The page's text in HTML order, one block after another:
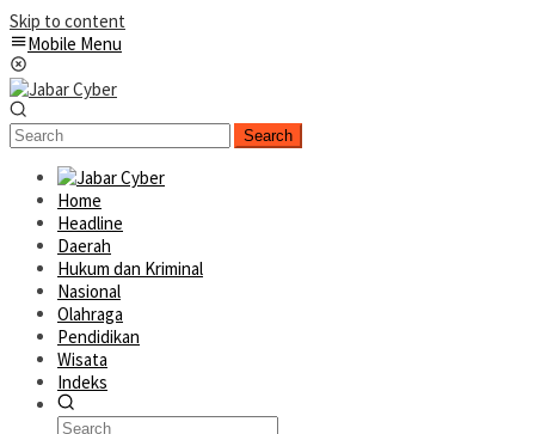
Skip to content
Mobile Menu
Search
Home
Headline
Daerah
Hukum dan Kriminal
Nasional
Olahraga
Pendidikan
Wisata
Indeks